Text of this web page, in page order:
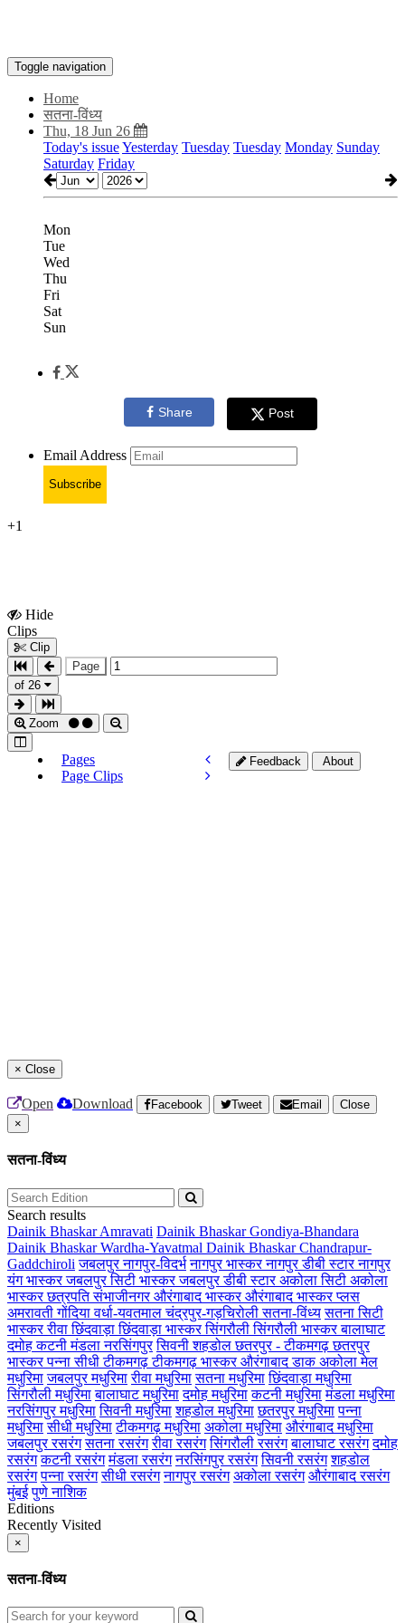
Toggle navigation
Home
सतना-विंध्य
Thu, 18 Jun 26
Today's issueYesterday Tuesday Tuesday Monday Sunday
Saturday Friday
Mon
Tue
Wed
Thu
Fri
Sat
Sun
Share Post
Email Address
Subscribe
+1
Hide
Clips
Clip
Page
of 26
Zoom
Pages
Page Clips
Feedback About
× Close
Open Download Facebook Tweet Email
Close
×
सतना-विंध्य
Search results
Dainik Bhaskar Amravati Dainik Bhaskar Gondiya-Bhandara
Dainik Bhaskar Wardha-Yavatmal Dainik Bhaskar Chandrapur-
Gaddchiroli जबलपुरनागपुर-विदर्भ नागपुर भास्करनागपुर डीबी स्टारनागपुर
यंग भास्करजबलपुर सिटी भास्करजबलपुर डीबी स्टारअकोला सिटी अकोला
भास्करछत्रपति संभाजीनगरऔरंगाबाद भास्करऔरंगाबाद भास्कर प्लस
अमरावतीगोंदियावर्धा-यवतमालचंद्रपुर-गड़चिरोलीसतना-विंध्य सतना सिटी
भास्कररीवाछिंदवाड़ाछिंदवाड़ा भास्करसिंगरौलीसिंगरौली भास्करबालाघाट
दमोहकटनीमंडलानरसिंगपुर सिवनीशहडोलछतरपुर - टीकमगढ़छतरपुर
भास्करपन्नासीधीटीकमगढ़टीकमगढ़ भास्करऔरंगाबाद डाकअकोला मेल
मधुरिमा जबलपुर मधुरिमा रीवा मधुरिमा सतना मधुरिमा छिंदवाड़ा मधुरिमा
सिंगरौली मधुरिमा बालाघाट मधुरिमा दमोह मधुरिमा कटनी मधुरिमा मंडला मधुरिमा
नरसिंगपुर मधुरिमा सिवनी मधुरिमा शहडोल मधुरिमा छतरपुर मधुरिमा पन्ना
मधुरिमा सीधी मधुरिमा टीकमगढ़ मधुरिमा अकोला मधुरिमा औरंगाबाद मधुरिमा
जबलपुर रसरंग सतना रसरंग रीवा रसरंग सिंगरौली रसरंग बालाघाट रसरंग दमोह
रसरंग कटनी रसरंग मंडला रसरंग नरसिंगपुर रसरंग सिवनी रसरंग शहडोल
रसरंग पन्ना रसरंग सीधी रसरंग नागपुर रसरंग अकोला रसरंग औरंगाबाद रसरंग
मुंबई पुणेनाशिक
Editions
Recently Visited
×
सतना-विंध्य